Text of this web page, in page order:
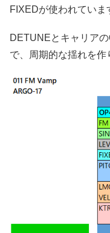
FIXEDが使われていま
DETUNEとキャリア
で、周期的な揺れを作